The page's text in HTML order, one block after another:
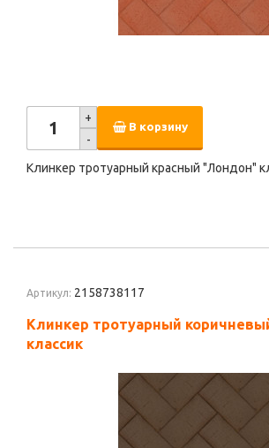
+
-
В корзину
Клинкер тротуарный красный "Лондон"
Артикул: 2158738117
Клинкер тротуарный
классик